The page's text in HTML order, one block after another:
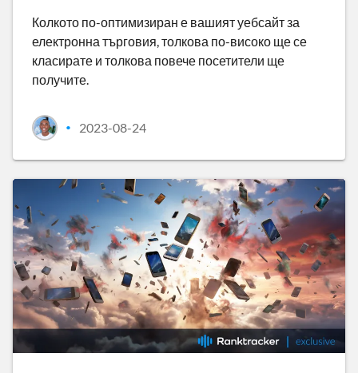
Колкото по-оптимизиран е вашият уебсайт за
електронна търговия, толкова по-високо ще се
класирате и толкова повече посетители ще
получите.
• 2023-08-24